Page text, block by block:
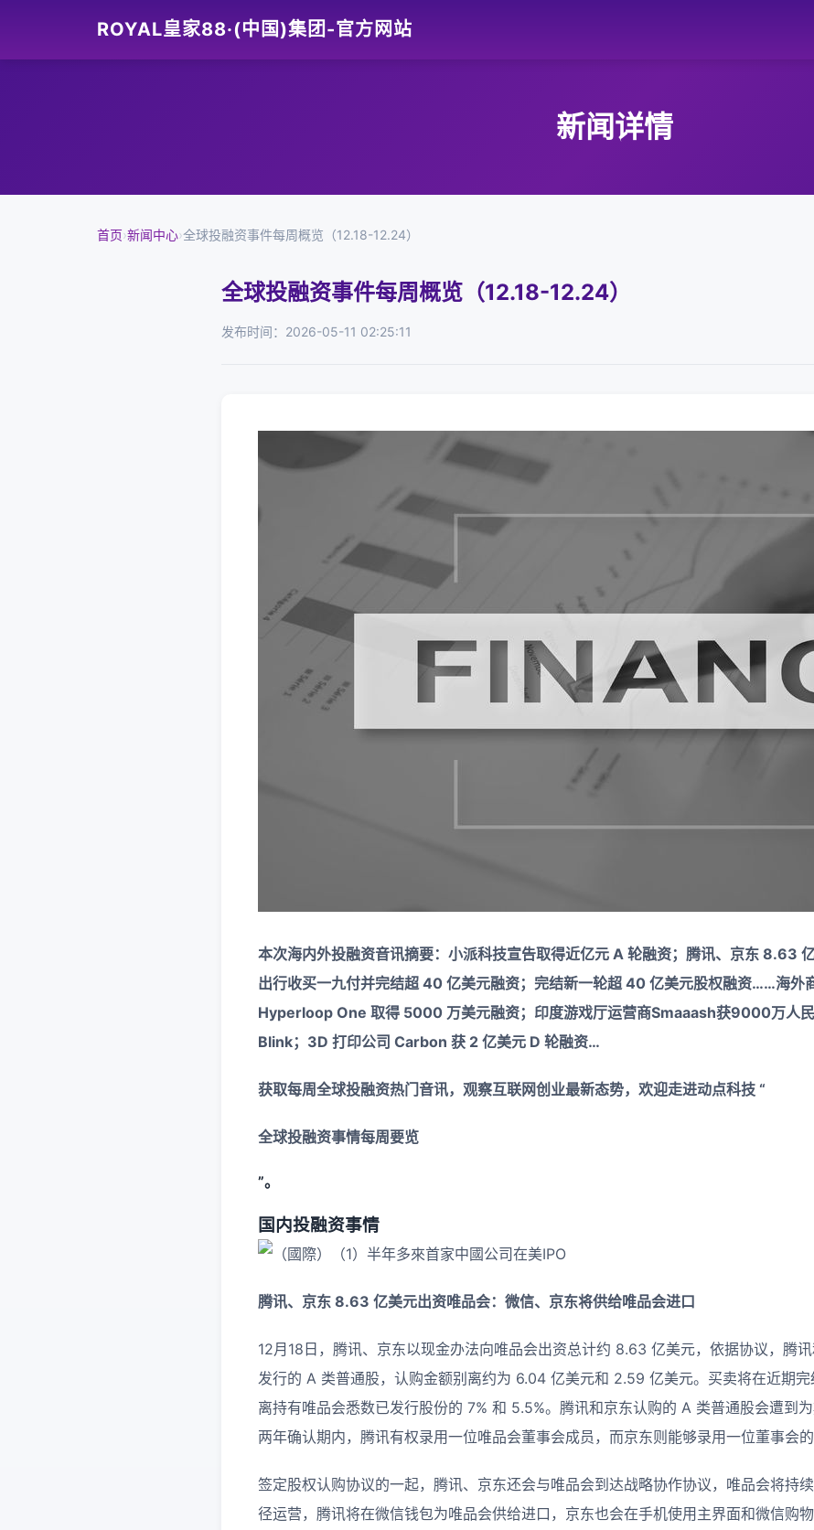
ROYAL皇家88·(中国)集团-官方网站
新闻详情
首页›新闻中心›全球投融资事件每周概览（12.18-12.24）
全球投融资事件每周概览（12.18-12.24）
发布时间：2026-05-11 02:25:11
本次海内外投融资音讯摘要：小派科技宣告取得近亿元 A 轮融资；腾讯、京东 8.63
出行收买一九付并完结超 40 亿美元融资；完结新一轮超 40 亿美元股权融资……海外
Hyperloop One 取得 5000 万美元融资；印度游戏厅运营商Smaaash获9000万人
Blink；3D 打印公司 Carbon 获 2 亿美元 D 轮融资…
获取每周全球投融资热门音讯，观察互联网创业最新态势，欢迎走进动点科技 “
全球投融资事情每周要览
”。
国内投融资事情
腾讯、京东 8.63 亿美元出资唯品会：微信、京东将供给唯品会进口
12月18日，腾讯、京东以现金办法向唯品会出资总计约 8.63 亿美元，依据协议，腾
发行的 A 类普通股，认购金额别离约为 6.04 亿美元和 2.59 亿美元。买卖将在近期完
离持有唯品会悉数已发行股份的 7% 和 5.5%。腾讯和京东认购的 A 类普通股会遭到为
两年确认期内，腾讯有权录用一位唯品会董事会成员，而京东则能够录用一位董事会的
签定股权认购协议的一起，腾讯、京东还会与唯品会到达战略协作协议，唯品会将持
径运营，腾讯将在微信钱包为唯品会供给进口，京东也会在手机使用主界面和微信购